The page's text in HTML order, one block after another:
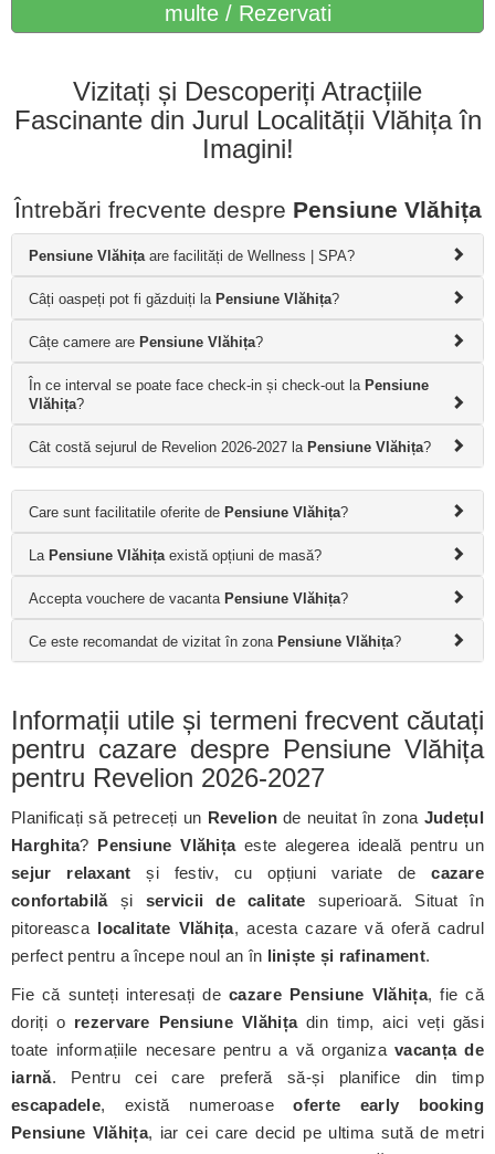
multe / Rezervati
Vizitați și Descoperiți Atracțiile
Fascinante din Jurul Localității Vlăhița în
Imagini!
Întrebări frecvente despre Pensiune Vlăhița
Pensiune Vlăhițaare facilități de Wellness | SPA?
Câți oaspeți pot fi găzduiți la Pensiune Vlăhița?
Câțe camere are Pensiune Vlăhița?
În ce interval se poate face check-in și check-out la Pensiune
Vlăhița?
Cât costă sejurul de Revelion 2026-2027 la Pensiune Vlăhița?
Care sunt facilitatile oferite de Pensiune Vlăhița?
La Pensiune Vlăhițaexistă opțiuni de masă?
Accepta vouchere de vacanta Pensiune Vlăhița?
Ce este recomandat de vizitat în zona Pensiune Vlăhița?
Informații utile și termeni frecvent căutați
pentru cazare despre Pensiune Vlăhița
pentru Revelion 2026-2027
Planificați să petreceți un Revelionde neuitat în zona Județul
Harghita? Pensiune Vlăhițaeste alegerea ideală pentru un
sejur relaxant și festiv, cu opțiuni variate decazare
confortabilăși servicii de calitate superioară. Situat în
pitoreasca localitate Vlăhița, acesta cazare vă oferă cadrul
perfect pentru a începe noul an în liniște și rafinament.
Fie că sunteți interesați decazare Pensiune Vlăhița, fie că
doriți o rezervare Pensiune Vlăhițadin timp, aici veți găsi
toate informațiile necesare pentru a vă organizavacanța de
iarnă. Pentru cei care preferă să-și planifice din timp
escapadele, există numeroaseoferte early booking
Pensiune Vlăhița, iar cei care decid pe ultima sută de metri